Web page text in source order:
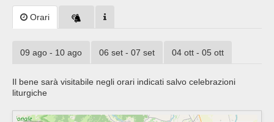
Orari
09 ago - 10 ago 06 set - 07 set 04 ott - 05 ott
Il bene sarà visitabile negli orari indicati salvo celebrazioni
liturgiche